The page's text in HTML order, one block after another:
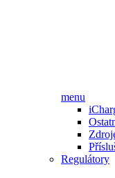
menu
Regulátory